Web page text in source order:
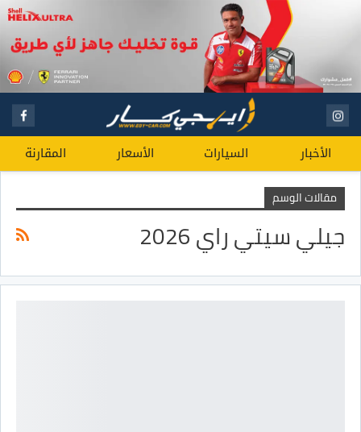
الأخبار السيارات الأسعار المقارنة
مقالات الوسم
جيلي سيتي راي 2026